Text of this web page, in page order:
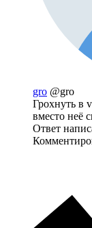
gro @gro
Грохнуть в
вместо неё
Ответ